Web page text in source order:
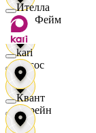
ЛисФейм
Логос
Лорейн
Ителла
kari
Квант